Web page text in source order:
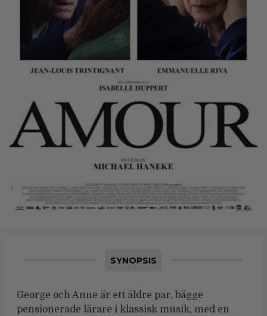
SYNOPSIS
George och Anne är ett äldre par, bägge
pensionerade lärare i klassisk musik, med en